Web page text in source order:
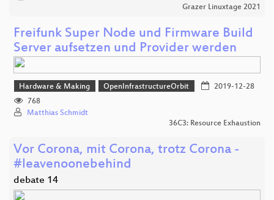
Grazer Linuxtage 2021
Freifunk Super Node und Firmware Build
Server aufsetzen und Provider werden
Hardware & Making OpenInfrastructureOrbit
2019-12-28
768
Matthias Schmidt
36C3: Resource Exhaustion
Vor Corona, mit Corona, trotz Corona -
#leavenoonebehind
debate 14